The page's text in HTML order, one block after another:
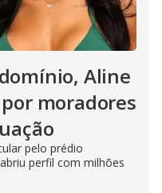
Aline
moradores
pelo prédio
perfil com milhões